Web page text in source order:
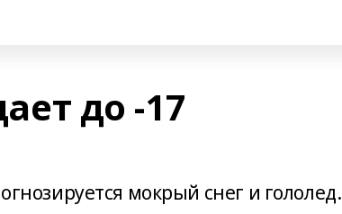
до -17
мокрый снег и гололед.